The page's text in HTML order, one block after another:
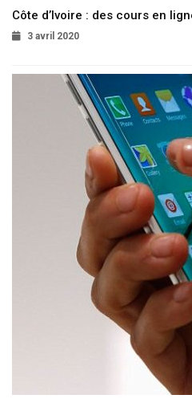
Côte d’Ivoire : des cours en
3 avril 2020